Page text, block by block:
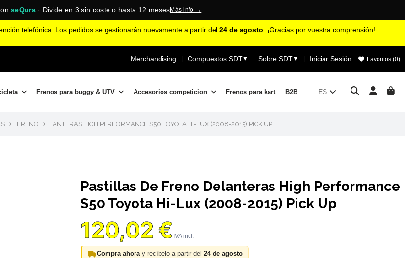
seQura· Divide en 3 sin coste o hasta 12 mesesMás info →
telefónica. Los pedidos se gestionarán nuevamente a partir del 24 de agosto . ¡Gracias por vuestra comprensión!
Merchandising | Compuestos SDT▼ Sobre SDT▼ | Iniciar Sesión Favoritos (0)
Frenos para buggy & UTV Accesorios competicion Frenos para kart B2B ES
DE FRENO DELANTERAS HIGH PERFORMANCE S50 TOYOTA HI-LUX (2008-2015) PICK UP
Pastillas De Freno Delanteras High Performance
S50 Toyota Hi-Lux (2008-2015) Pick Up
120,02 €
Compra ahoray recíbelo a partir del 24 de agosto